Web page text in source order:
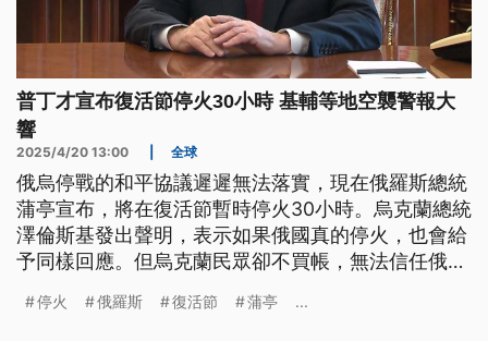
普丁才宣布復活節停火30小時 基輔等地空襲警報大
響
2025/4/20 13:00 全球
俄烏停戰的和平協議遲遲無法落實，現在俄羅斯總統
蒲亭宣布，將在復活節暫時停火30小時。烏克蘭總統
澤倫斯基發出聲明，表示如果俄國真的停火，也會給
予同樣回應。但烏克蘭民眾卻不買帳，無法信任俄國
停火 俄羅斯 復活節 蒲亭 ...